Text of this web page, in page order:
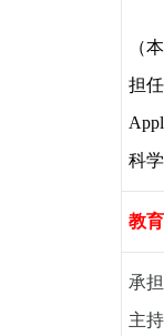
（
担任
科
教
承
主